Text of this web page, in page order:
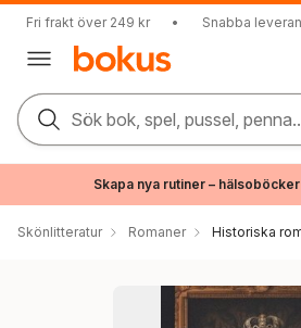
Fri frakt över 249 kr • Snabba
Sök bok, spel, pussel,
Skapa nya rutiner –
Skönlitteratur Romaner Historiska